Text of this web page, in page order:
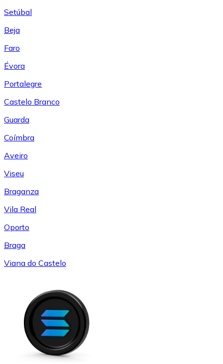
Setúbal
Beja
Faro
Évora
Portalegre
Castelo Branco
Guarda
Coímbra
Aveiro
Viseu
Braganza
Vila Real
Oporto
Braga
Viana do Castelo